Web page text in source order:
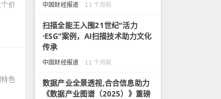
价
色
中国财经报道 11 个月前
扫描全能王入围21世纪“活力
·ESG”案例，AI扫描技术助力文化
传承
中国财经报道 11 个月前
数据产业全景透视,合合信息助力
《数据产业图谱（2025）》重磅